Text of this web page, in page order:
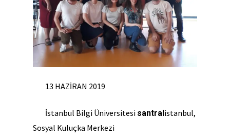
13 HAZİRAN 2019
İstanbul Bilgi Üniversitesi santral istanbul,
Sosyal Kuluçka Merkezi